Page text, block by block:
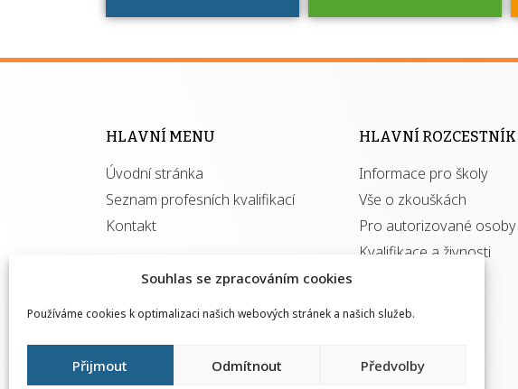
Souhlas se zpracováním cookies
Používáme cookies k optimalizaci našich webových stránek a našich služeb.
Přijmout Odmítnout Předvolby
Víte, že jako škola
kvalifikací jisté
získávání
autorizací?
HLAVNÍ MENU
Úvodní stránka
Seznam profesních kvalifikací
Kontakt
HLAVNÍ ROZCESTNÍK
Informace pro školy
Vše o zkouškách
Pro autorizované osoby
Kvalifikace a živnosti